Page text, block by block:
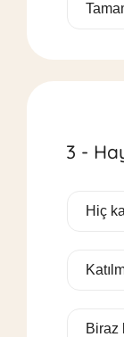
3 -
Hiç
Biraz